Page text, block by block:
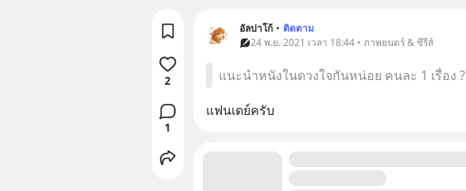
อัลปาโก้ • ติดตาม
24 พ.ย. 2021 เวลา 18:44 • ภาพยนตร์ & ซีรีส์
แนะนำหนังในดวงใจกันหน่อย คนละ 1 เรื่อง ?
แฟนเดย์ครับ
2
1